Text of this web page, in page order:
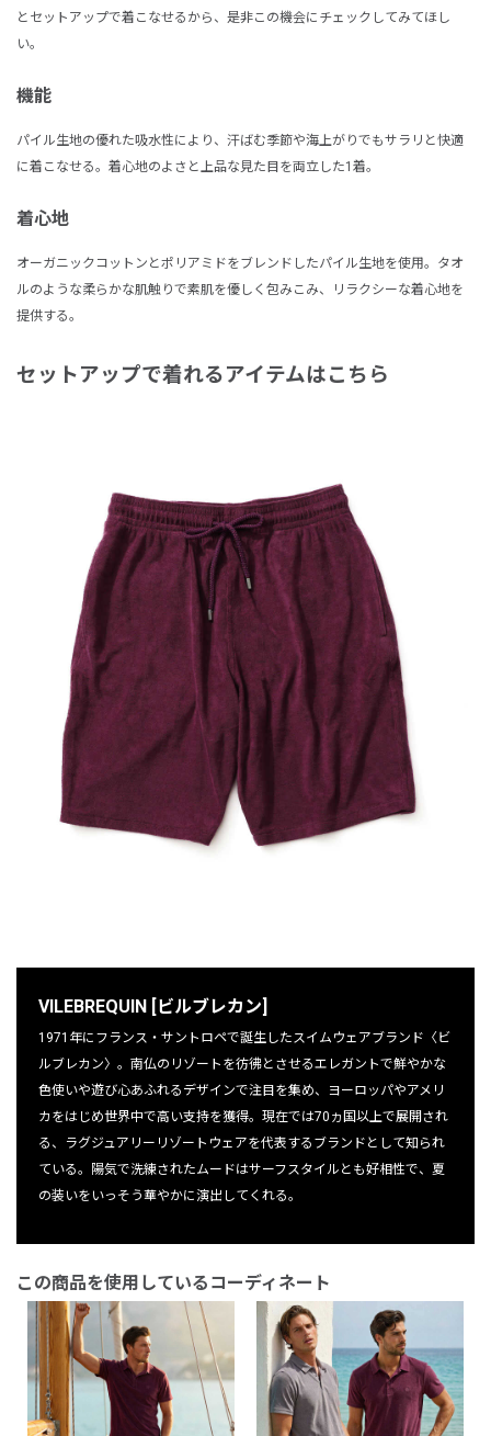
とセットアップで着こなせるから、是非この機会にチェックしてみてほし
い。
機能
パイル生地の優れた吸水性により、汗ばむ季節や海上がりでもサラリと快適
に着こなせる。着心地のよさと上品な見た目を両立した1着。
着心地
オーガニックコットンとポリアミドをブレンドしたパイル生地を使用。タオ
ルのような柔らかな肌触りで素肌を優しく包みこみ、リラクシーな着心地を
提供する。
セットアップで着れるアイテムはこちら
VILEBREQUIN [ビルブレカン]
1971年にフランス・サントロペで誕生したスイムウェアブランド〈ビ
ルブレカン〉。南仏のリゾートを彷彿とさせるエレガントで鮮やかな
色使いや遊び心あふれるデザインで注目を集め、ヨーロッパやアメリ
カをはじめ世界中で高い支持を獲得。現在では70ヵ国以上で展開され
る、ラグジュアリーリゾートウェアを代表するブランドとして知られ
ている。陽気で洗練されたムードはサーフスタイルとも好相性で、夏
の装いをいっそう華やかに演出してくれる。
この商品を使用しているコーディネート